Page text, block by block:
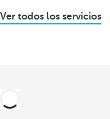
Ver todos los servicios